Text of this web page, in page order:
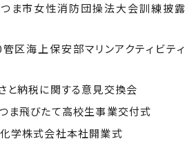
ま市女性消防団操法大会訓練披露
区海上保安部マリンアクティビティ
納税に関する意見交換会
飛びたて高校生事業交付式
学株式会社本社開業式